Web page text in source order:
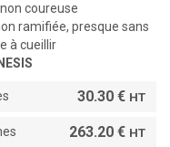
coureuse
ramifiée, presque sans
à cueillir
30.30 € HT
263.20 € HT